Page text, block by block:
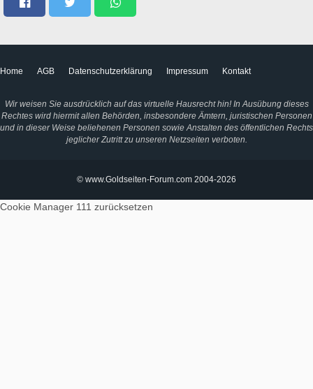
Home AGB Datenschutzerklärung Impressum Kontakt
Wir weisen Sie ausdrücklich auf das virtuelle Hausrecht hin! In Ausübung dieses
Rechtes wird hiermit allen Behörden, insbesondere Ämtern, juristischen Personen
und in dieser Weise beliehenen Personen sowie Anstalten des öffentlichen Rechts
jeglicher Zutritt zu unseren Netzseiten verboten.
© www.Goldseiten-Forum.com 2004-2026
Cookie Manager 111 zurücksetzen